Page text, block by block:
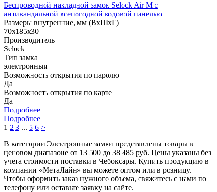
Беспроводной накладной замок Selock Air M с
антивандальной всепогодной кодовой панелью
Размеры внутренние, мм (ВхШхГ)
70х185х30
Производитель
Selock
Тип замка
электронный
Возможность открытия по паролю
Да
Возможность открытия по карте
Да
Подробнее
Подробнее
1 2 3 ... 5 6 >
В категории Электронные замки представлены товары в
ценовом диапазоне от 13 500 до 38 485 руб. Цены указаны без
учета стоимости поставки в Чебоксары. Купить продукцию в
компании «МетаЛайн» вы можете оптом или в розницу.
Чтобы оформить заказ нужного объема, свяжитесь с нами по
телефону или оставьте заявку на сайте.